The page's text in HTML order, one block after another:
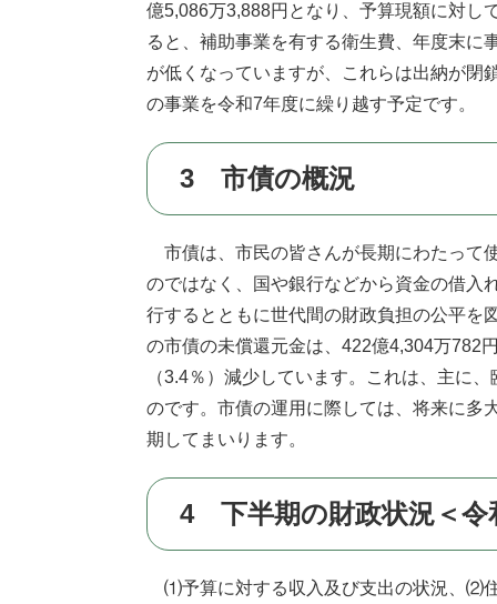
億5,086万3,888円となり、予算現額に対し
ると、補助事業を有する衛生費、年度末に
が低くなっていますが、これらは出納が閉
の事業を令和7年度に繰り越す予定です。
3 市債の概況
市債は、市民の皆さんが長期にわたって
のではなく、国や銀行などから資金の借入
行するとともに世代間の財政負担の公平を
の市債の未償還元金は、422億4,304万782
（3.4％）減少しています。これは、主に
のです。市債の運用に際しては、将来に多
期してまいります。
4 下半期の財政状況＜令
⑴予算に対する収入及び支出の状況、⑵